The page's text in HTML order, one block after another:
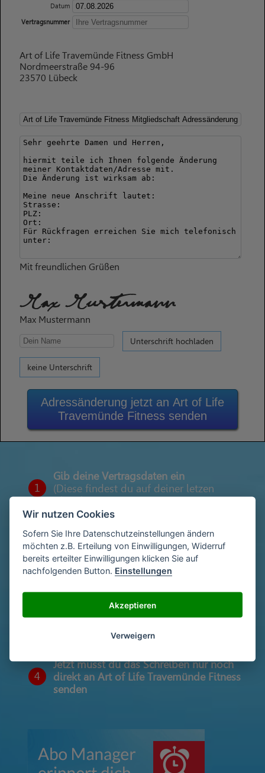
Datum
Vertragsnummer
Art of Life Travemünde Fitness GmbH
Nordmeerstraße 94-96
23570 Lübeck
Mit freundlichen Grüßen
Max Mustermann
Max Mustermann
Unterschrift hochladen
keine Unterschrift
Adressänderung jetzt an Art of Life
Travemünde Fitness senden
1
Gib deine Vertragsdaten ein
(Diese findest du auf deiner letzen
Abrechnung)
2
Gib deinen Namen und deine Adresse
ein
Unterschriebe das Schreiben mit deinem
Namen oder lade eine Unterschrift hoch
4
Jetzt musst du das Schreiben nur noch
direkt an Art of Life Travemünde Fitness
senden
Wir nutzen Cookies
Sofern Sie Ihre Datenschutzeinstellungen ändern
möchten z.B. Erteilung von Einwilligungen, Widerruf
bereits erteilter Einwilligungen klicken Sie auf
nachfolgenden Button. Einstellungen
Akzeptieren
Verweigern